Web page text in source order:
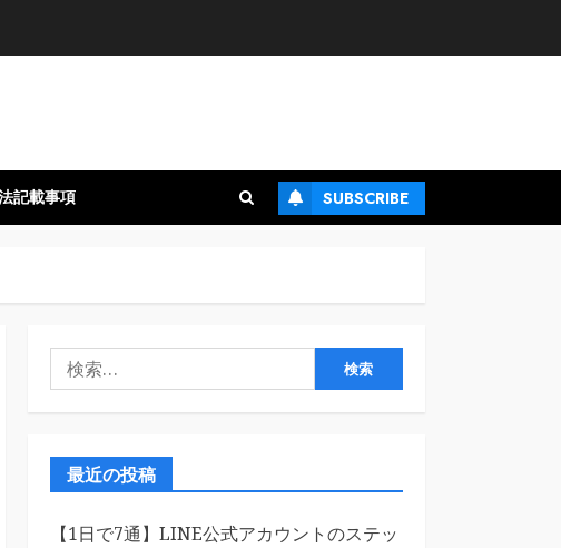
記載事項 SUBSCRIBE
検
索:
最近の投稿
【1日で7通】LINE公式アカウントのステッ